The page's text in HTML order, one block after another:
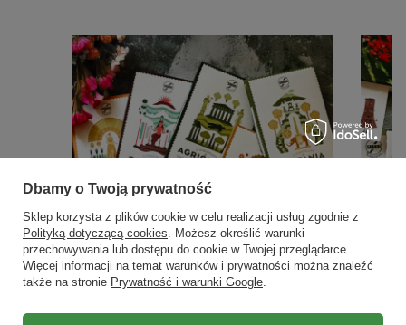
Dbamy o Twoją prywatność
Sklep korzysta z plików cookie w celu realizacji usług zgodnie z
Polityką dotyczącą cookies. Możesz określić warunki
przechowywania lub dostępu do cookie w Twojej przeglądarce.
Więcej informacji na temat warunków i prywatności można znaleźć
także na stronie Prywatność i warunki Google.